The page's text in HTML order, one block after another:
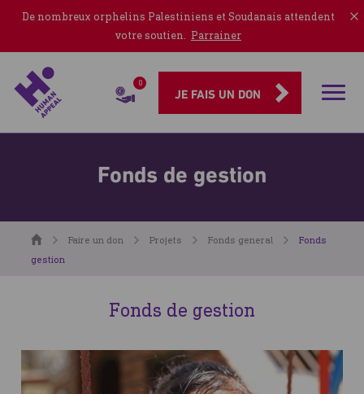
De nombreux orphelins Palestiniens et Soudanais attendent
votre soutien. Parrainer
0
JE FAIS UN DON
Fonds de gestion
AccueilFaire un don Projets Fonds general
Fonds
gestion
Fonds de gestion